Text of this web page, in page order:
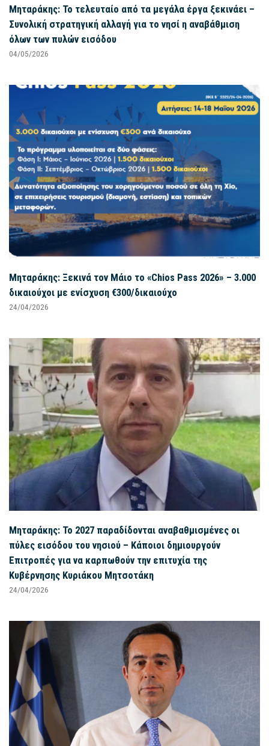
Μηταράκης: Το τελευταίο από τα μεγάλα έργα ξεκινάει –
Συνολική στρατηγική αλλαγή για το νησί η αναβάθμιση
όλων των πυλών εισόδου
04/05/2026
Μηταράκης: Ξεκινά τον Μάιο το «Chios Pass 2026» – 3.000
δικαιούχοι με ενίσχυση €300/δικαιούχο
24/04/2026
Μηταράκης: Το 2027 παραδίδονται αναβαθμισμένες οι
πύλες εισόδου του νησιού – Κάποιοι δημιουργούν
Επιτροπές για να καρπωθούν την επιτυχία της
Κυβέρνησης Κυριάκου Μητσοτάκη
24/04/2026